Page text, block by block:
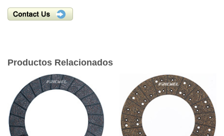
Productos Relacionados